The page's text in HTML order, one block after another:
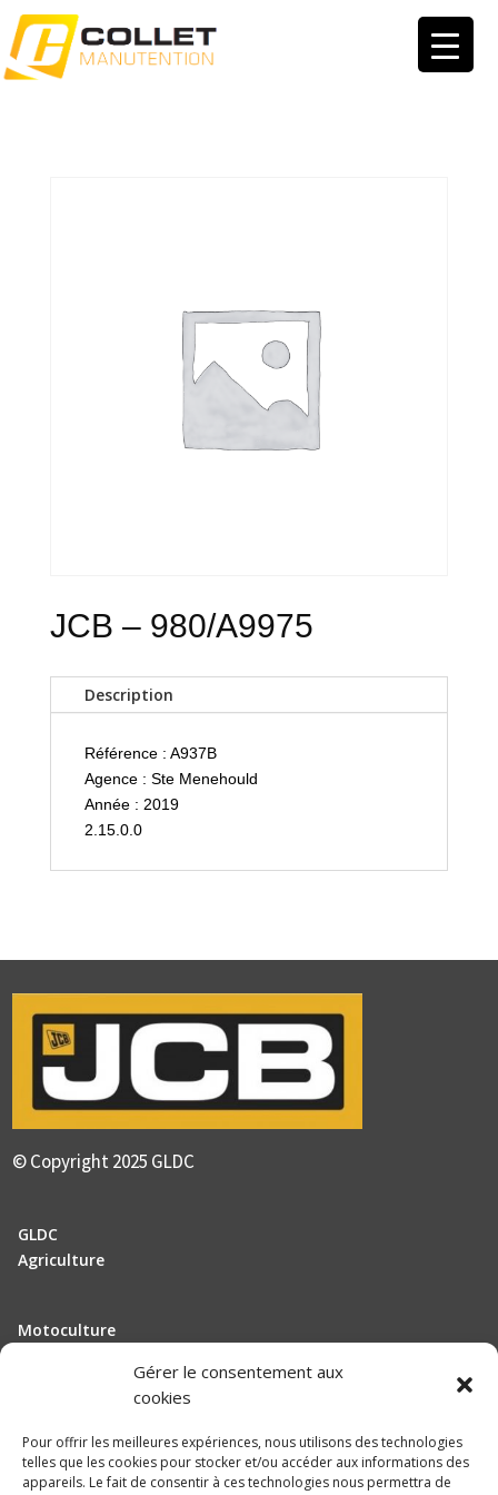
Gérer le consentement aux
cookies
Pour offrir les meilleures expériences, nous utilisons des technologies
telles que les cookies pour stocker et/ou accéder aux informations des
appareils. Le fait de consentir à ces technologies nous permettra de
JCB – 980/A9975
Description
Référence : A937B
Agence : Ste Menehould
Année : 2019
2.15.0.0
© Copyright 2025 GLDC
GLDC
Agriculture
Motoculture
Recrutement